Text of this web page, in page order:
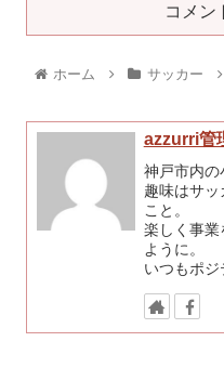
コメン
ホーム サッカー
azzurri管
神戸市内の
趣味はサ
こと。
楽しく事業
ように。
いつもポジ